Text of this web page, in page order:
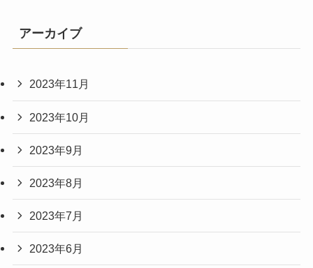
アーカイブ
2023年11月
2023年10月
2023年9月
2023年8月
2023年7月
2023年6月